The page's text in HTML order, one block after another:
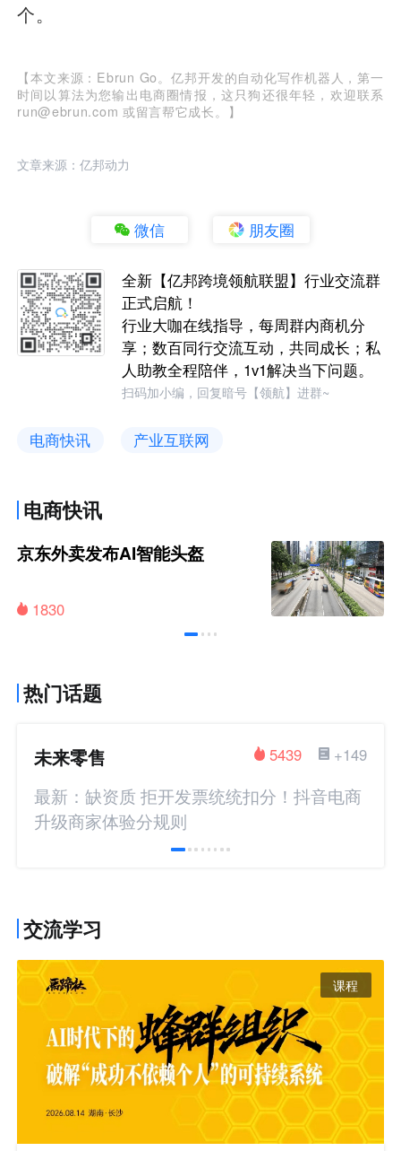
个。
【本文来源：Ebrun Go。亿邦开发的自动化写作机器人，第一
时间以算法为您输出电商圈情报，这只狗还很年轻，欢迎联系
run@ebrun.com 或留言帮它成长。】
文章来源：亿邦动力
微信 朋友圈
全新【亿邦跨境领航联盟】行业交流群
正式启航！
行业大咖在线指导，每周群内商机分
享；数百同行交流互动，共同成长；私
人助教全程陪伴，1v1解决当下问题。
扫码加小编，回复暗号【领航】进群~
电商快讯 产业互联网
电商快讯
京东外卖发布AI智能头盔
1830
热门话题
未来零售 +149
5439
最新：缺资质 拒开发票统统扣分！抖音电商
升级商家体验分规则
交流学习
课程